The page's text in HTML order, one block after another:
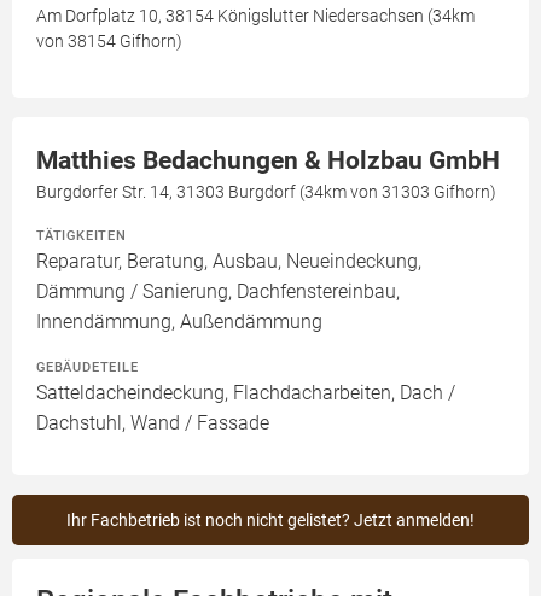
Am Dorfplatz 10, 38154 Königslutter Niedersachsen (34km
von 38154 Gifhorn)
Matthies Bedachungen & Holzbau GmbH
Burgdorfer Str. 14, 31303 Burgdorf (34km von 31303 Gifhorn)
TÄTIGKEITEN
Reparatur, Beratung, Ausbau, Neueindeckung,
Dämmung / Sanierung, Dachfenstereinbau,
Innendämmung, Außendämmung
GEBÄUDETEILE
Satteldacheindeckung, Flachdacharbeiten, Dach /
Dachstuhl, Wand / Fassade
Ihr Fachbetrieb ist noch nicht gelistet? Jetzt anmelden!